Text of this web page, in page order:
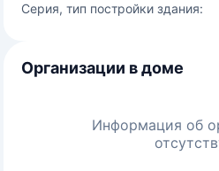
Серия, тип постройки здания:
Организации в доме
Информация об